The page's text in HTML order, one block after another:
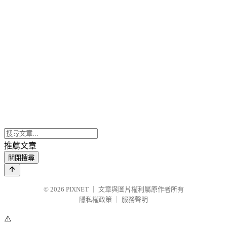
推薦文章
關閉搜尋
© 2026 PIXNET
文章與圖片權利屬原作者所有
隱私權政策
服務聲明
⚠️